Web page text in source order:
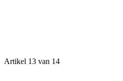
Artikel 13 van 14